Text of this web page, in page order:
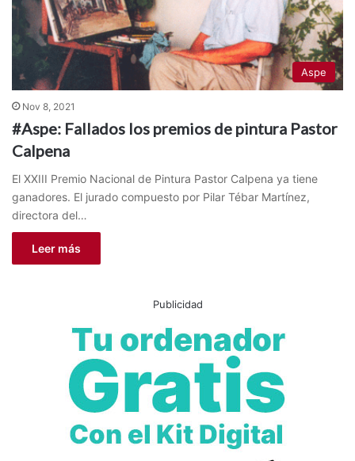
Aspe
Nov 8, 2021
#Aspe: Fallados los premios de pintura Pastor
Calpena
El XXIII Premio Nacional de Pintura Pastor Calpena ya tiene
ganadores. El jurado compuesto por Pilar Tébar Martínez,
directora del…
Leer más
Publicidad